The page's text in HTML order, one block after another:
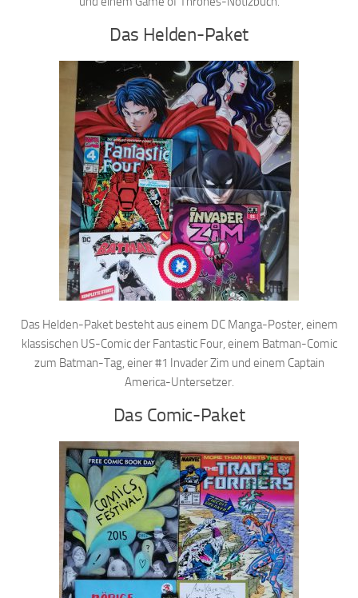
Das Helden-Paket
Das Helden-Paket besteht aus einem DC Manga-Poster, einem
klassischen US-Comic der Fantastic Four, einem Batman-Comic
zum Batman-Tag, einer #1 Invader Zim und einem Captain
America-Untersetzer.
Das Comic-Paket